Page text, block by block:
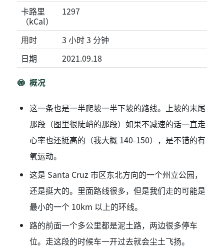
卡路里
（kCal）
1297
用时
3 小时 3 分钟
日期
2021.09.18
概况
这一条也是一半爬坡一半下坡的路线。上坡的末尾
那段（图里很陡峭的那段）如果不减速的话一直走
心率也还挺高的（我大概 140-150），是不错的有
氧运动。
这是 Santa Cruz 市区东北方向的一个州立公园，
还是挺大的。里面路线很多，但是我们走的可能是
最小的一个 10km 以上的环线。
路的前面一个多公里都是泥土路，两边很多停车
位。走这段的时候车一开过去就会尘土飞扬。